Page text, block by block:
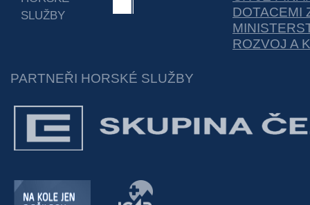
SLUŽBY
DOTACEMI
ROZVOJ A
PARTNEŘI HORSKÉ SLUŽBY